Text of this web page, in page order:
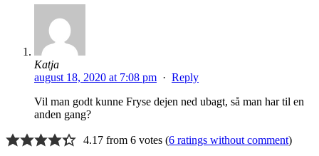
Katja
august 18, 2020 at 7:08 pm · Reply
Vil man godt kunne Fryse dejen ned ubagt, så man har til en
anden gang?
4.17 from 6 votes (6 ratings without comment)